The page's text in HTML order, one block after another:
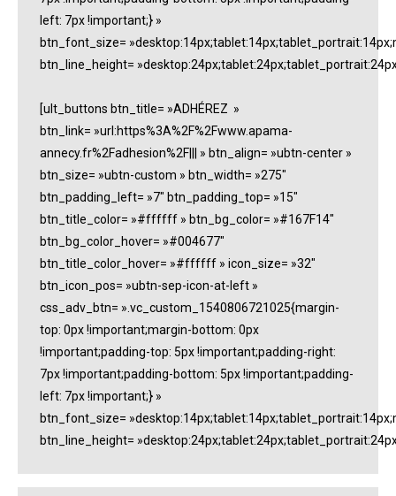
left: 7px !important;} »
btn_font_size=
btn_line_height=
[ult_buttons btn_title= »ADHÉREZ »
btn_link= »url:https%3A%2F%2Fwww.apama-
annecy.fr%2Fadhesion%2F||| » btn_align= »ubtn-center »
btn_size= »ubtn-custom » btn_width= »275″
btn_padding_left= »7″ btn_padding_top= »15″
btn_title_color= »#ffffff » btn_bg_color= »#167F14″
btn_bg_color_hover= »#004677″
btn_title_color_hover= »#ffffff » icon_size= »32″
btn_icon_pos= »ubtn-sep-icon-at-left »
css_adv_btn= ».vc_custom_1540806721025{margin-
top: 0px !important;margin-bottom: 0px
!important;padding-top: 5px !important;padding-right:
7px !important;padding-bottom: 5px !important;padding-
left: 7px !important;} »
btn_font_size=
btn_line_height=